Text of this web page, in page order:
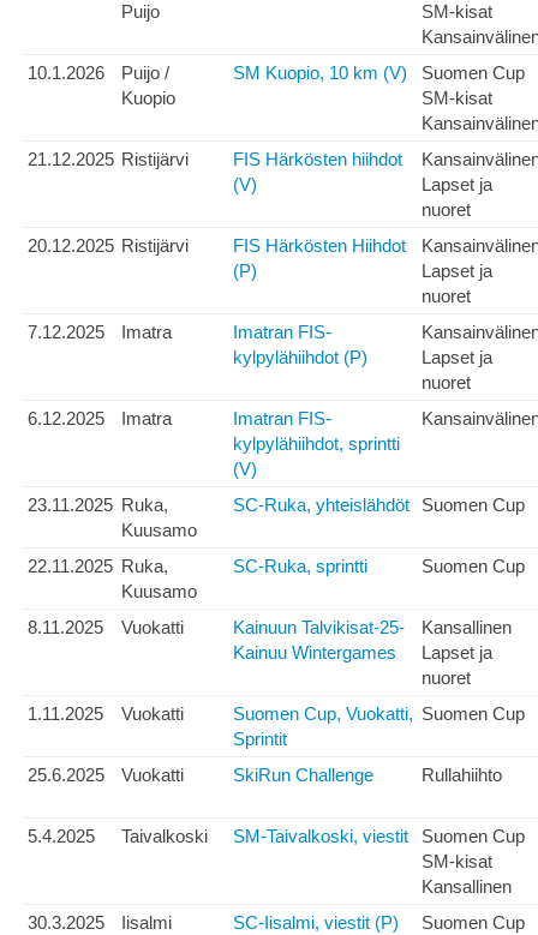
Puijo
SM-kisat
10.1.2026
Puijo /
Kuopio
SM Kuopio, 10 km (V)
Suomen Cup
SM-kisat
21.12.2025 Ristijärvi
FIS Härkösten hiihdot
(V)
Lapset ja
nuoret
20.12.2025 Ristijärvi
FIS Härkösten Hiihdot
(P)
Lapset ja
nuoret
7.12.2025
Imatra
Imatran FIS-
kylpylähiihdot (P)
Lapset ja
nuoret
6.12.2025
Imatra
Imatran FIS-
kylpylähiihdot, sprintti
(V)
23.11.2025 Ruka,
Kuusamo
SC-Ruka, yhteislähdöt Suomen Cup
22.11.2025 Ruka,
Kuusamo
SC-Ruka, sprintti Suomen Cup
8.11.2025 Vuokatti
Kainuun Talvikisat-25-
Kainuu Wintergames
Kansallinen
Lapset ja
nuoret
1.11.2025
Vuokatti
Suomen Cup, Vuokatti,
Sprintit
Suomen Cup
25.6.2025 Vuokatti SkiRun Challenge Rullahiihto
5.4.2025 Taivalkoski SM-Taivalkoski, viestit
Suomen Cup
SM-kisat
Kansallinen
30.3.2025
Iisalmi SC-Iisalmi, viestit (P)
Suomen Cup